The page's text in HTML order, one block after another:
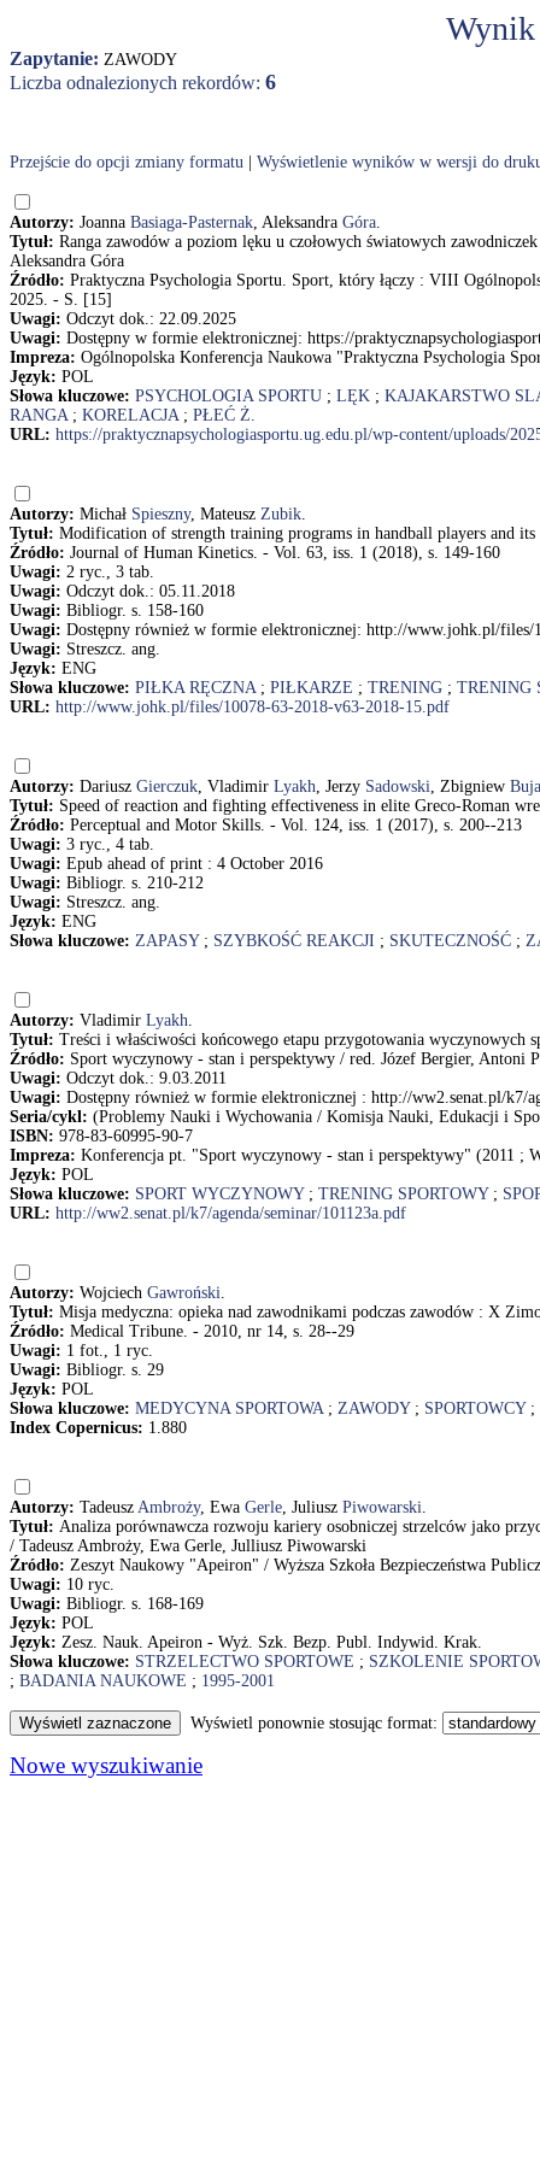
Zapytanie: ZAWODY
Liczba odnalezionych rekordów: 6
Przejście do opcji zmiany formatu Wyświetlenie wyników w wersji do
Autorzy: Joanna Basiaga-Pasternak, Aleksandra Góra.
Tytuł: Ranga zawodów a poziom lęku u czołowych światowych
Aleksandra Góra
Źródło: Praktyczna Psychologia Sportu. Sport, który łączy : VIII
2025. - S. [15]
Uwagi: Odczyt dok.: 22.09.2025
Uwagi: Dostępny w formie elektronicznej: https://
Impreza: Ogólnopolska Konferencja Naukowa "Praktyczna Psychologia
Język: POL
Słowa kluczowe: PSYCHOLOGIA SPORTU ; LĘK ; KAJAKARSTWO
RANGA; KORELACJA; PŁEĆ Ż.
URL: https://praktycznapsychologiasportu.ug.edu.pl/wp-content/uploads/
Autorzy: Michał Spieszny, Mateusz Zubik.
Tytuł: Modification of strength training programs in handball players and
Źródło: Journal of Human Kinetics. - Vol. 63, iss. 1 (2018), s. 149-160
Uwagi: 2 ryc., 3 tab.
Uwagi: Odczyt dok.: 05.11.2018
Uwagi: Bibliogr. s. 158-160
Uwagi: Dostępny również w formie elektronicznej: http://www.johk.pl/files/
Uwagi: Streszcz. ang.
Język: ENG
Słowa kluczowe: PIŁKA RĘCZNA; PIŁKARZE ; TRENING ; TRENING
URL: http://www.johk.pl/files/10078-63-2018-v63-2018-15.pdf
Autorzy: Dariusz Gierczuk, Vladimir Lyakh, Jerzy Sadowski, Zbigniew
Tytuł: Speed of reaction and fighting effectiveness in elite Greco-Roman
Źródło: Perceptual and Motor Skills. - Vol. 124, iss. 1 (2017), s. 200--213
Uwagi: 3 ryc., 4 tab.
Uwagi: Epub ahead of print : 4 October 2016
Uwagi: Bibliogr. s. 210-212
Uwagi: Streszcz. ang.
Język: ENG
Słowa kluczowe: ZAPASY; SZYBKOŚĆ REAKCJI ; SKUTECZNOŚĆ ;
Autorzy: Vladimir Lyakh.
Tytuł: Treści i właściwości końcowego etapu przygotowania
Źródło: Sport wyczynowy - stan i perspektywy / red. Józef Bergier, Antoni
Uwagi: Odczyt dok.: 9.03.2011
Uwagi: Dostępny również w formie elektronicznej : http://ww2.senat.pl/k7/
Seria/cykl: (Problemy Nauki i Wychowania / Komisja Nauki, Edukacji i
ISBN: 978-83-60995-90-7
Impreza: Konferencja pt. "Sport wyczynowy - stan i perspektywy" (2011 ;
Język: POL
Słowa kluczowe: SPORT WYCZYNOWY; TRENING SPORTOWY;
URL: http://ww2.senat.pl/k7/agenda/seminar/101123a.pdf
Autorzy: Wojciech Gawroński.
Tytuł: Misja medyczna: opieka nad zawodnikami podczas zawodów : X
Źródło: Medical Tribune. - 2010, nr 14, s. 28--29
Uwagi: 1 fot., 1 ryc.
Uwagi: Bibliogr. s. 29
Język: POL
Słowa kluczowe: MEDYCYNA SPORTOWA; ZAWODY; SPORTOWCY;
Index Copernicus: 1.880
Autorzy: Tadeusz Ambroży, Ewa Gerle, Juliusz Piwowarski.
Tytuł: Analiza porównawcza rozwoju kariery osobniczej strzelców jako
/ Tadeusz Ambroży, Ewa Gerle, Julliusz Piwowarski
Źródło: Zeszyt Naukowy "Apeiron" / Wyższa Szkoła Bezpieczeństwa
Uwagi: 10 ryc.
Uwagi: Bibliogr. s. 168-169
Język: POL
Język: Zesz. Nauk. Apeiron - Wyż. Szk. Bezp. Publ. Indywid. Krak.
Słowa kluczowe: STRZELECTWO SPORTOWE ; SZKOLENIE
; BADANIA NAUKOWE ; 1995-2001
Wyświetl ponownie stosując format:
Nowe wyszukiwanie